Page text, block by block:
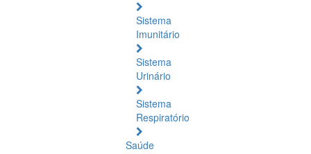
Sistema
Imunitário
Sistema
Urinário
Sistema
Respiratório
Saúde